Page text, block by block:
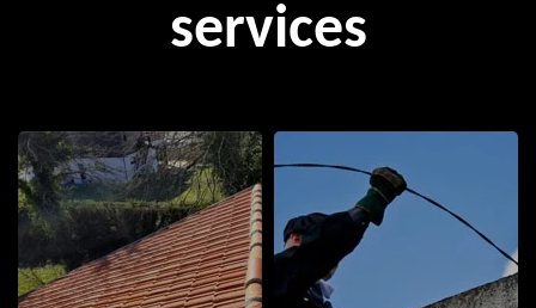
services